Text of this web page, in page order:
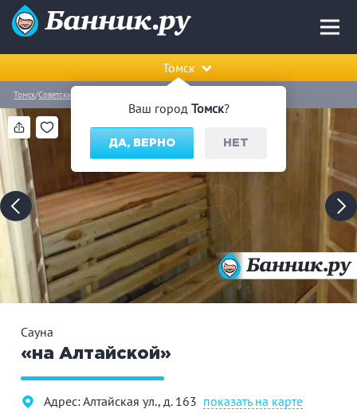
Ваш город Томск?
ДА, ВЕРНО НЕТ
Томск
Томск Советский район
Сауна
«на Алтайской»
Адрес: Алтайская ул., д. 163 показать на карте